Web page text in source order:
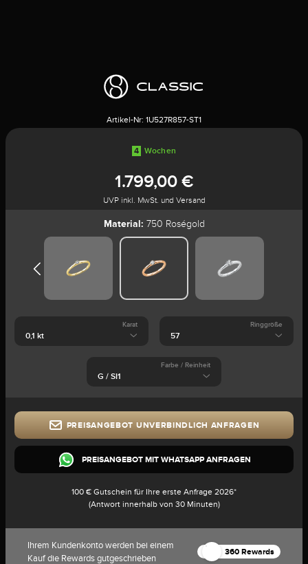
Artikel-Nr: 1U527R857-ST1
4 Wochen
1.799,00 €
UVP inkl. MwSt. und Versand
Material: 750 Roségold
Karat Ringgröße
Farbe / Reinheit
PREISANGEBOT UNVERBINDLICH ANFRAGEN
PREISANGEBOT MIT WHATSAPP ANFRAGEN
100 € Gutschein für Ihre erste Anfrage 2026*
(Antwort innerhalb von 30 Minuten)
Ihrem Kundenkonto werden bei einem
Kauf die Rewards gutgeschrieben
360 Rewards